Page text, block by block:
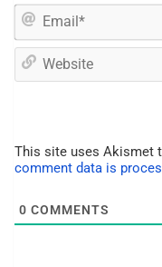
This site uses Akismet
comment data is
0 COMMENTS